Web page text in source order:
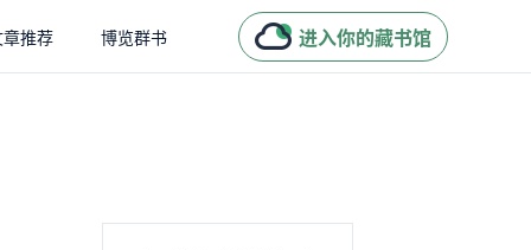
章推荐 博览群书 进入你的藏书馆